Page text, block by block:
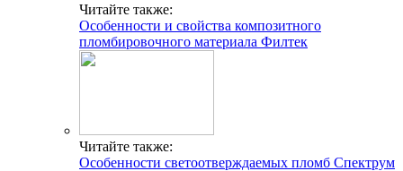
Читайте также:
Особенности и свойства композитного
пломбировочного материала Филтек
Читайте также:
Особенности светоотверждаемых пломб Спектрум